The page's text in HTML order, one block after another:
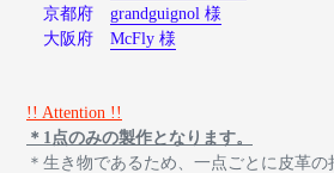
京都府 grandguignol 様
大阪府 McFly 様
!! Attention !!
＊1点のみの製作となります。
＊生き物であるため、一点ごとに皮革の